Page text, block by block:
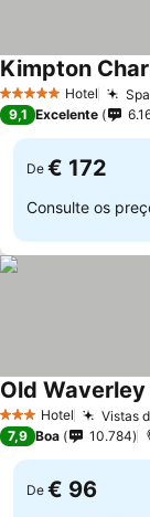
5 Estrelas Hotel
Kimpton
9,1 Excelente
De € 172
Consulte os
3 EstrelasHotel Vistas
Old
7,9 Boa 10.784
De € 96